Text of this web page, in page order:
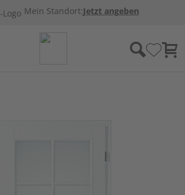
Mein Standort:Jetzt angeben